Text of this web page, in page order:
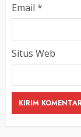
Email *
Situs Web